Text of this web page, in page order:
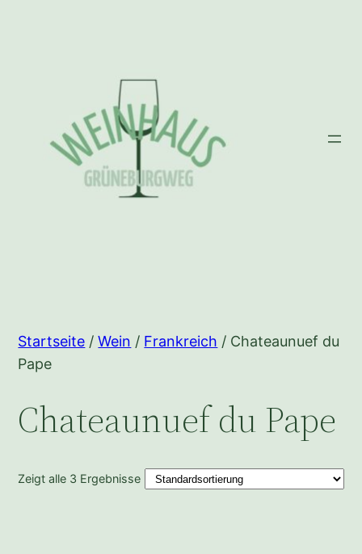
Startseite /Wein / Frankreich / Chateaunuef du
Pape
Chateaunuef du Pape
Zeigt alle 3 Ergebnisse